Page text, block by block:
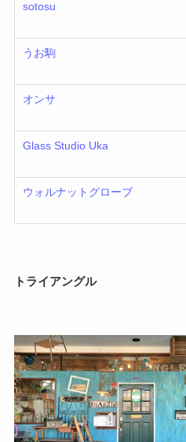
sotosu
うお駒
オンサ
Glass Studio Uka
ウォルナットグローブ
トライアングル